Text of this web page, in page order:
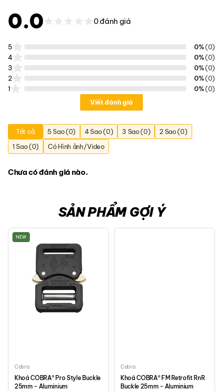
0.0 0 đánh giá
5 0%(0)
4
0%(0)
3
0%(0)
2
0%(0)
1
0%(0)
Viết đánh giá
Tất cả 5 Sao (0) 4 Sao (0) 3 Sao (0)
2 Sao (0)
1 Sao (0)
Có Hình ảnh/Video
Chưa có đánh giá nào.
SẢN PHẨM GỢI Ý
NEW
Cobra
Khoá COBRA® Pro Style Buckle
25mm - Aluminium
Cobra
Khoá COBRA® FM Retrofit RnR
Buckle 25mm - Aluminium